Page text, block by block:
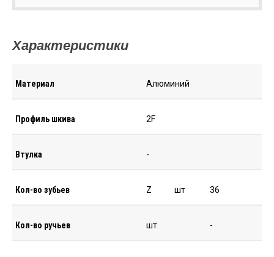
Характеристики
Материал Алюминий
Профиль шкива 2F
Втулка -
Кол-во зубьев Z шт 36
Кол-во ручьев шт -